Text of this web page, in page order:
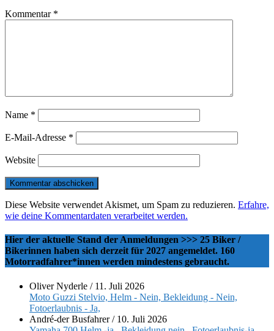
Kommentar *
Name *
E-Mail-Adresse *
Website
Diese Website verwendet Akismet, um Spam zu reduzieren. Erfahre,
wie deine Kommentardaten verarbeitet werden.
Hier der aktuelle Stand der Anmeldungen >>> 25 Biker /
Bikerinnen haben sich derzeit für 2027 angemeldet. 160
Motorradfahrer*innen werden mindestens gebraucht.
Oliver Nyderle / 11. Juli 2026
Moto Guzzi Stelvio, Helm - Nein, Bekleidung - Nein,
Fotoerlaubnis - Ja,
André-der Busfahrer/ 10. Juli 2026